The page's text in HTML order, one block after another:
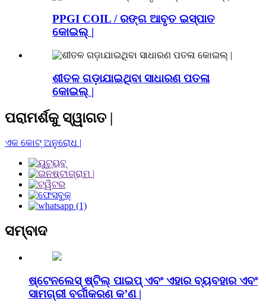
PPGI COIL / ରଙ୍ଗ ଆବୃତ ଇସ୍ପାତ
କୋଇଲ୍ |
ଶୀତଳ ଗଡ଼ାଯାଇଥିବା ସାଧାରଣ ପତଳା
କୋଇଲ୍ |
ପରାମର୍ଶକୁ ସ୍ୱାଗତ |
ଏକ କୋଟ୍ ଅନୁରୋଧ |
ସମ୍ବାଦ
ଷ୍ଟେନଲେସ୍ ଷ୍ଟିଲ୍ ପାଇପ୍ ଏବଂ ଏହାର ବ୍ୟବହାର ଏବଂ
ସାମଗ୍ରୀ ବର୍ଗୀକରଣ କ’ଣ |